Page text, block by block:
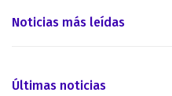
Noticias más leídas
Últimas noticias